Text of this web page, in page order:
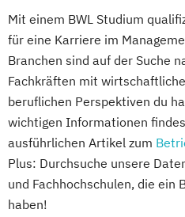
Gesundheitspädagogik
Gesundheitsökonomie
Growth Hacking (DE/
Growth Hacking for
Heilpädagogik
Heilpädagogik und
Heilpädagogik/
Hotelmanagement
IT-Betriebswirt/in
IT-
Mit einem BWL Studium
für eine Karriere im
Branchen sind auf der Suche
Fachkräften mit
beruflichen Perspektiven du
wichtigen Informationen
ausführlichen Artikel zum
Plus: Durchsuche unsere
und Fachhochschulen, die ein
haben!